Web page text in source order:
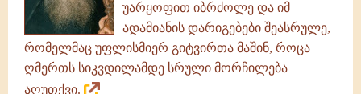
უარყოფით იბრძოლე და იმ
ადამიანის დარიგებები შეასრულე,
რომელმაც უფლისმიერ გიტვირთა მაშინ, როცა
ღმერთს სიკვდილამდე სრული მორჩილება
აღუთქვი.